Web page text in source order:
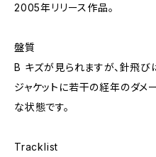
2005年リリース作品。
盤質
B キズが見られますが、針飛び
ジャケットに若干の経年のダメ
な状態です。
Tracklist